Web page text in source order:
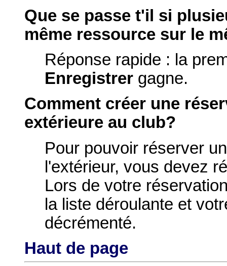
Que se passe t'il si
même ressource sur le
Réponse rapide : la
Enregistrer gagne.
Comment créer une
extérieure au club?
Pour pouvoir réserver
l'extérieur, vous devez
Lors de votre
la liste déroulante et
décrémenté.
Haut de page